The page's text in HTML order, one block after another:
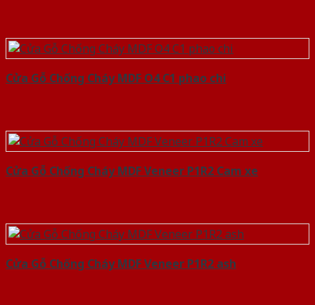
Cửa Gỗ Chống Cháy MDF O4 C1 phao chi
Cửa Gỗ Chống Cháy MDF Veneer P1R2 Cam xe
Cửa Gỗ Chống Cháy MDF Veneer P1R2 ash